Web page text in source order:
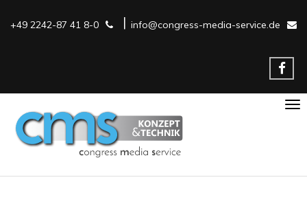
+49 2242-87 41 8-0 | info@congress-media-service.de